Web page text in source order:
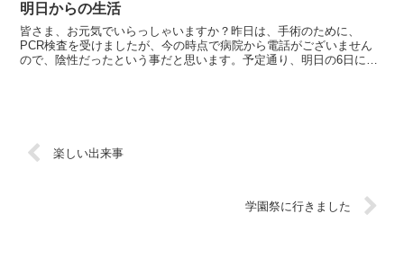
明日からの生活
皆さま、お元気でいらっしゃいますか？昨日は、手術のために、
PCR検査を受けましたが、今の時点で病院から電話がございません
ので、陰性だったという事だと思います。予定通り、明日の6日に入
楽しい出来事
学園祭に行きました